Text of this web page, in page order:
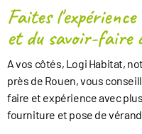
Faites
et du savoir-faire
A vos côtés, Logi Habitat,
près de Rouen, vous
faire et expérience avec
fourniture et pose de